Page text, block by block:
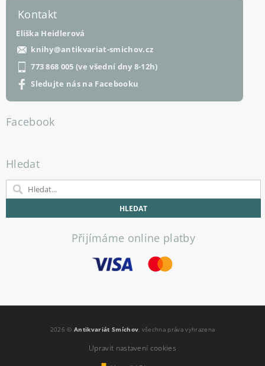
Kontakt
Eliška Heidlerová
knihy@antikvariat-smichov.cz
773 868 005 (ve všední dny 8-12h)
Sledujte nás na Facebooku
Facebook
Hledat
Přijímáme online platby
2026 ©Antikvariát Smíchov , všechna práva vyhrazena
Upravit nastavení cookies